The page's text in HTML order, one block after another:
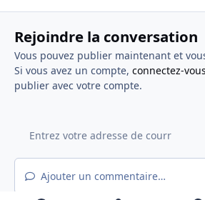
Rejoindre la conversation
Vous pouvez publier maintenant et
Si vous avez un compte, connectez-
publier avec votre compte.
Ajouter un commentaire…